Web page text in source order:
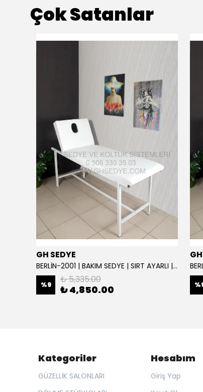
Çok Satanlar
GH SEDYE
BERLİN-2001 | BAKIM SEDYE | SIRT AYARLI | BEYAZ
%9 ₺ 5,335.00
₺ 4,850.00 %
Kategoriler
GÜZELLİK SALONLARI
Hesabım
Giriş Yap